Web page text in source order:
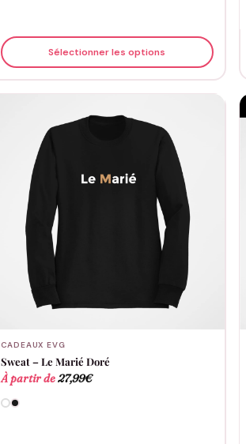
Sélectionner les options
CADEAUX EVG
Sweat – Le Marié Doré
À partir de27,99€